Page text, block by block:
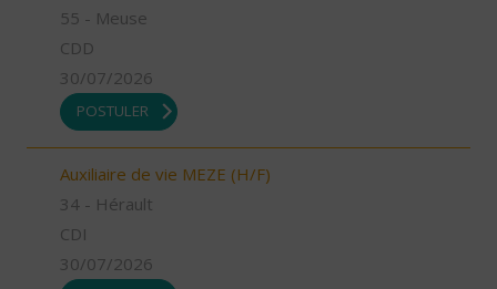
55 - Meuse
CDD
30/07/2026
POSTULER
Auxiliaire de vie MEZE (H/F)
34 - Hérault
CDI
30/07/2026